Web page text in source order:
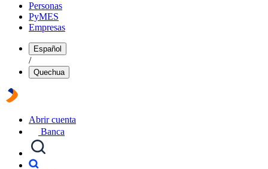
Personas
PyMES
Empresas
Español
/
Quechua
Abrir cuenta
Banca